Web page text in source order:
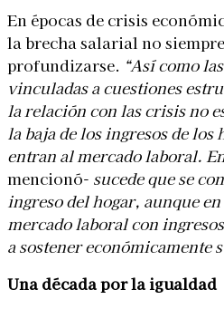
En épocas de crisis
la brecha salarial no
profundizarse. “Así como
vinculadas a cuestiones
la relación con las crisis no
la baja de los ingresos de los
entran al mercado laboral.
mencionó- sucede que se
ingreso del hogar, aunque
mercado laboral con
a sostenereconómicamente
Una década por la igualdad